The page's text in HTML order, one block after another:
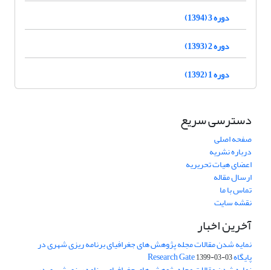
دوره 3 (1394)
دوره 2 (1393)
دوره 1 (1392)
دسترسی سریع
صفحه اصلی
درباره نشریه
اعضای هیات تحریریه
ارسال مقاله
تماس با ما
نقشه سایت
آخرین اخبار
نمایه شدن مقالات مجله پژوهش های جغرافیای برنامه ریزی شهری در
پایگاه Research Gate1399-03-03